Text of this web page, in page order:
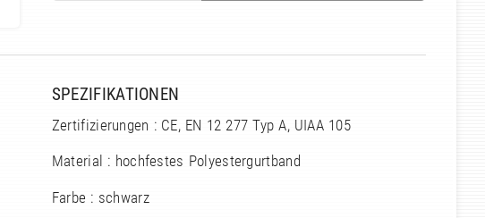
SPEZIFIKATIONEN
Zertifizierungen : CE, EN 12 277 Typ A, UIAA 105
Material : hochfestes Polyestergurtband
Farbe : schwarz